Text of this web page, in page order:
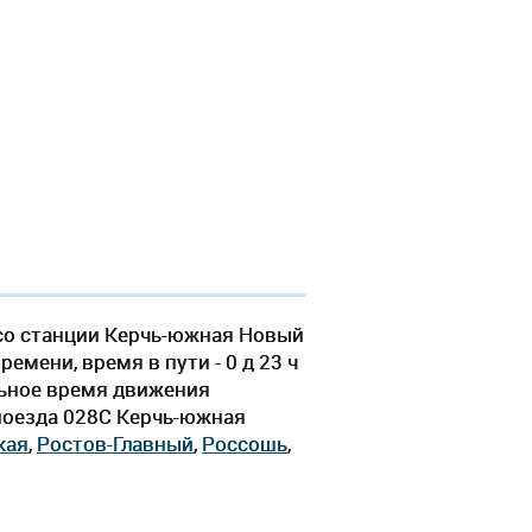
станции Керчь-южная Новый
время в пути - 0 д 23 ч
время движения
028С Керчь-южная
, Ростов-Главный, Россошь,